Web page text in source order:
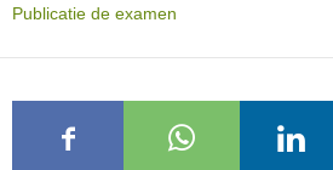
Publicatie de examen